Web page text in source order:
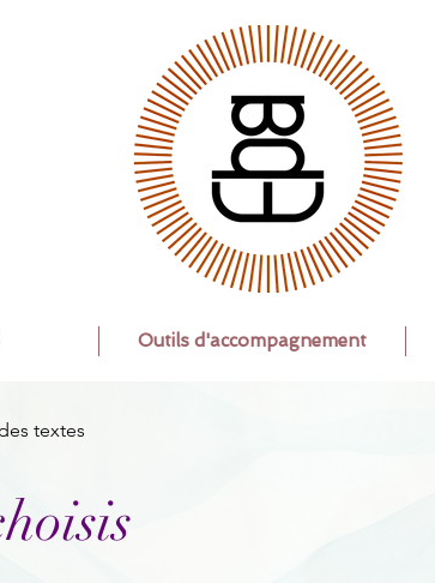
Outils d'accompagnement
textes